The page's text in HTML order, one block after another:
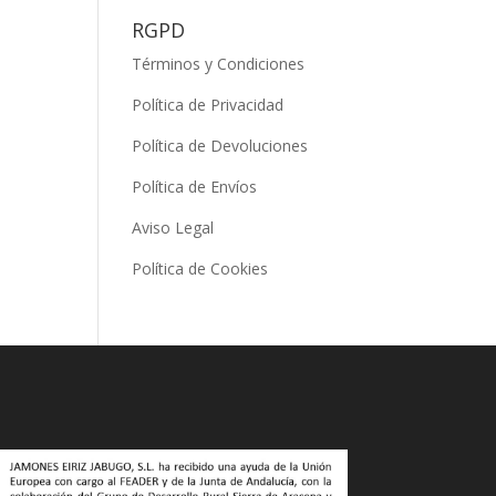
RGPD
Términos y Condiciones
Política de Privacidad
Política de Devoluciones
Política de Envíos
Aviso Legal
Política de Cookies